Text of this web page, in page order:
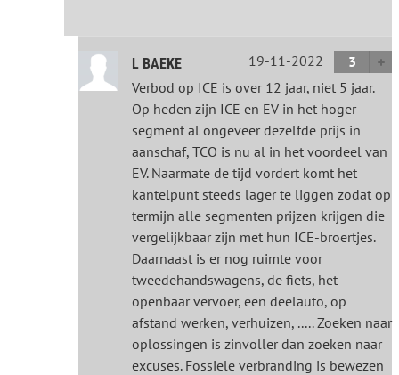
L BAEKE 19-11-2022
3
Verbod op ICE is over 12 jaar, niet 5 jaar.
Op heden zijn ICE en EV in het hoger
segment al ongeveer dezelfde prijs in
aanschaf, TCO is nu al in het voordeel van
EV. Naarmate de tijd vordert komt het
kantelpunt steeds lager te liggen zodat op
termijn alle segmenten prijzen krijgen die
vergelijkbaar zijn met hun ICE-broertjes.
Daarnaast is er nog ruimte voor
tweedehandswagens, de fiets, het
openbaar vervoer, een deelauto, op
afstand werken, verhuizen, ..... Zoeken naar
oplossingen is zinvoller dan zoeken naar
excuses. Fossiele verbranding is bewezen